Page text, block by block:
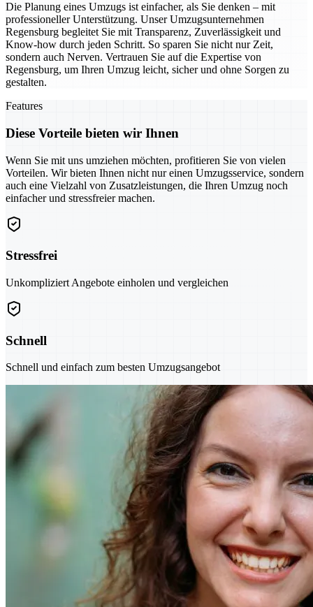
Die Planung eines Umzugs ist einfacher, als Sie denken – mit
professioneller Unterstützung. Unser Umzugsunternehmen
Regensburg begleitet Sie mit Transparenz, Zuverlässigkeit und
Know-how durch jeden Schritt. So sparen Sie nicht nur Zeit,
sondern auch Nerven. Vertrauen Sie auf die Expertise von
Regensburg, um Ihren Umzug leicht, sicher und ohne Sorgen zu
gestalten.
Features
Diese Vorteile bieten wir Ihnen
Wenn Sie mit uns umziehen möchten, profitieren Sie von vielen
Vorteilen. Wir bieten Ihnen nicht nur einen Umzugsservice, sondern
auch eine Vielzahl von Zusatzleistungen, die Ihren Umzug noch
einfacher und stressfreier machen.
Stressfrei
Unkompliziert Angebote einholen und vergleichen
Schnell
Schnell und einfach zum besten Umzugsangebot